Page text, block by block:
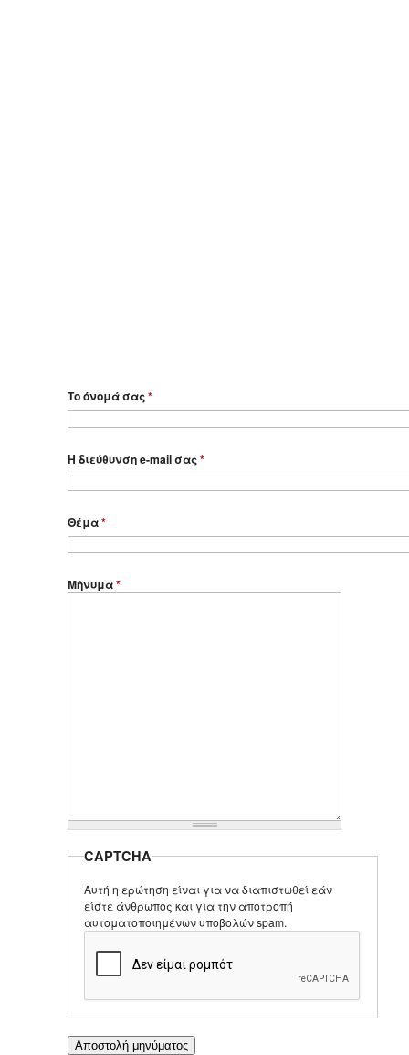
Το όνομά σας*
Η διεύθυνση e-mail σας*
Θέμα*
Μήνυμα*
CAPTCHA
Αυτή η ερώτηση είναι για να διαπιστωθεί εάν
είστε άνθρωπος και για την αποτροπή
αυτοματοποιημένων υποβολών spam.